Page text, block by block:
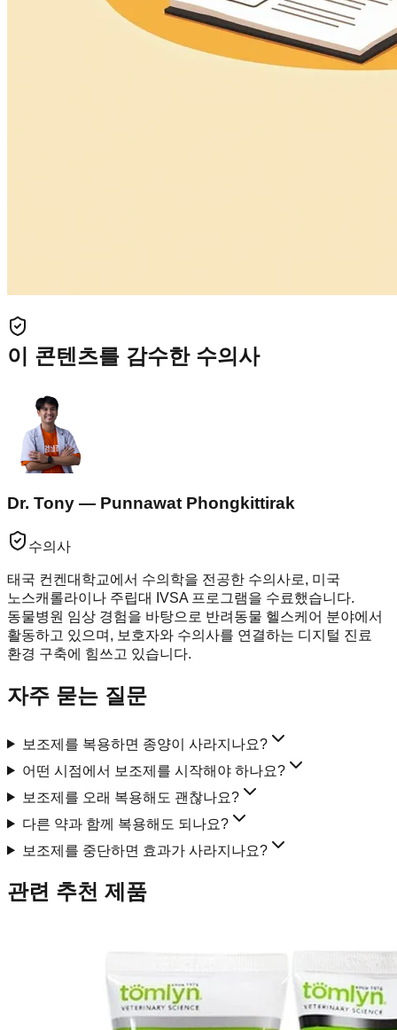
이 콘텐츠를 감수한 수의사
Dr. Tony — Punnawat Phongkittirak
수의사
태국 컨켄대학교에서 수의학을 전공한 수의사로, 미국
노스캐롤라이나 주립대 IVSA 프로그램을 수료했습니다.
동물병원 임상 경험을 바탕으로 반려동물 헬스케어 분야에서
활동하고 있으며, 보호자와 수의사를 연결하는 디지털 진료
환경 구축에 힘쓰고 있습니다.
자주 묻는 질문
보조제를 복용하면 종양이 사라지나요?
어떤 시점에서 보조제를 시작해야 하나요?
보조제를 오래 복용해도 괜찮나요?
다른 약과 함께 복용해도 되나요?
보조제를 중단하면 효과가 사라지나요?
관련 추천 제품